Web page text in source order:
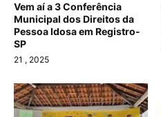
Vem aí a 3 Conferência
Municipal dos Direitos da
Pessoa Idosa em Registro-
SP
21 , 2025